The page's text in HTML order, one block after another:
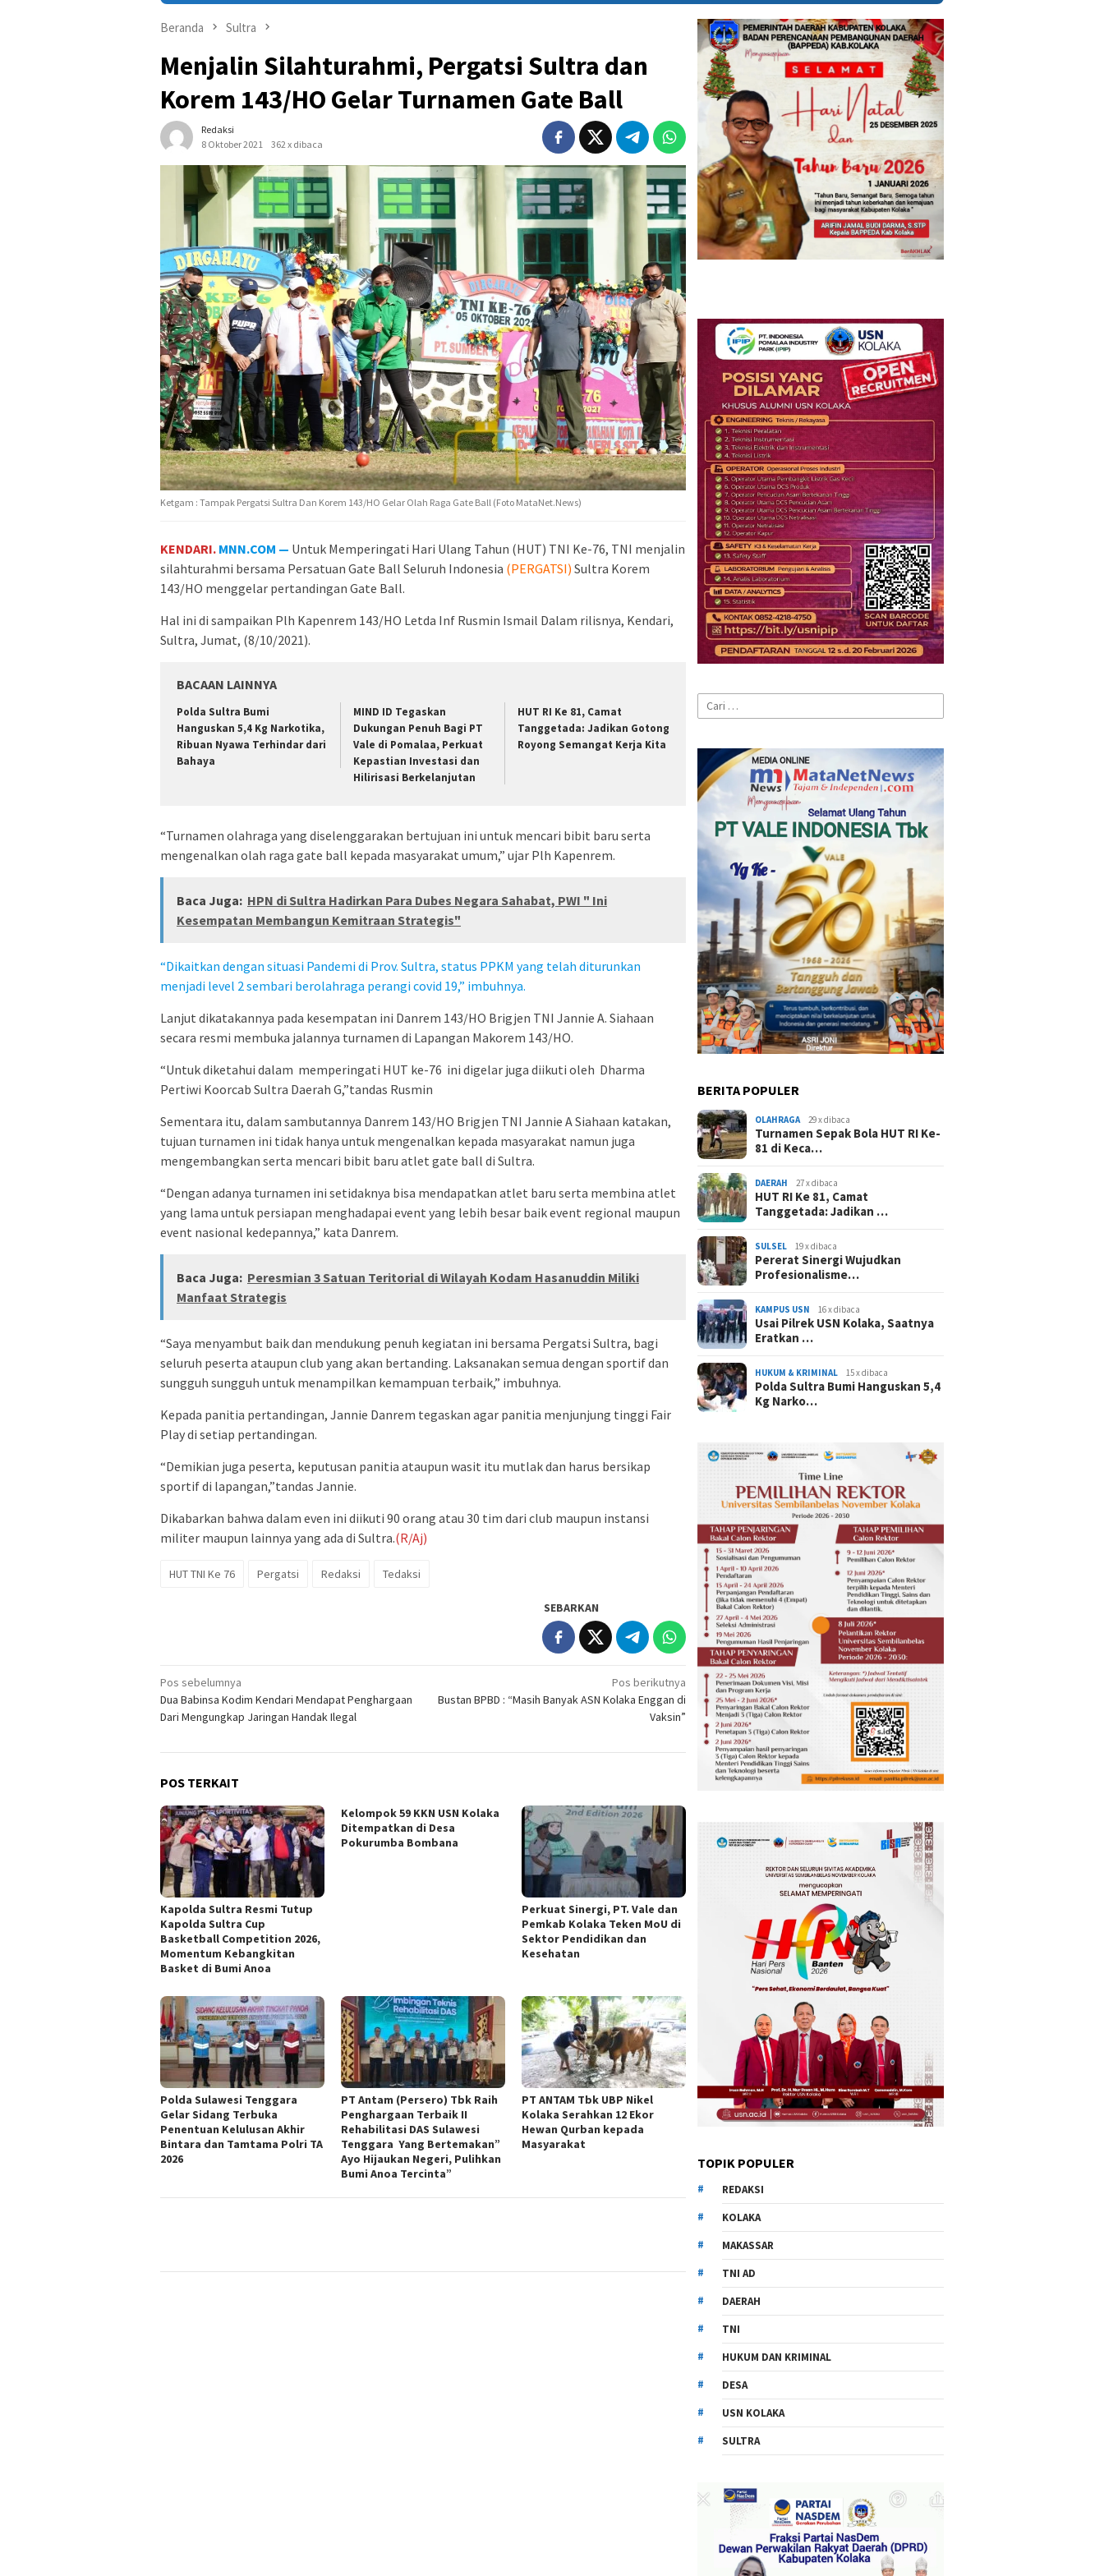
Beranda Sultra
Menjalin Silahturahmi, Pergatsi Sultra dan
Korem 143/HO Gelar Turnamen Gate Ball
Redaksi
8 Oktober 2021
362 x dibaca
Ketgam : Tampak Pergatsi Sultra Dan Korem 143/HO Gelar Olah Raga Gate Ball (Foto MataNet.News)
KENDARI. MNN.COM — Untuk Memperingati Hari Ulang Tahun (HUT) TNI Ke-76, TNI menjalin
silahturahmi bersama Persatuan Gate Ball Seluruh Indonesia (PERGATSI) Sultra Korem
143/HO menggelar pertandingan Gate Ball.
Hal ini di sampaikan Plh Kapenrem 143/HO Letda Inf Rusmin Ismail Dalam rilisnya, Kendari,
Sultra, Jumat, (8/10/2021).
BACAAN LAINNYA
Polda Sultra Bumi
Hanguskan 5,4 Kg Narkotika,
Ribuan Nyawa Terhindar dari
Bahaya
MIND ID Tegaskan
Dukungan Penuh Bagi PT
Vale di Pomalaa, Perkuat
Kepastian Investasi dan
Hilirisasi Berkelanjutan
HUT RI Ke 81, Camat
Tanggetada: Jadikan Gotong
Royong Semangat Kerja Kita
“Turnamen olahraga yang diselenggarakan bertujuan ini untuk mencari bibit baru serta
mengenalkan olah raga gate ball kepada masyarakat umum,” ujar Plh Kapenrem.
Baca Juga: HPN di Sultra Hadirkan Para Dubes Negara Sahabat, PWI " Ini
Kesempatan Membangun Kemitraan Strategis"
“Dikaitkan dengan situasi Pandemi di Prov. Sultra, status PPKM yang telah diturunkan
menjadi level 2 sembari berolahraga perangi covid 19,” imbuhnya.
Lanjut dikatakannya pada kesempatan ini Danrem 143/HO Brigjen TNI Jannie A. Siahaan
secara resmi membuka jalannya turnamen di Lapangan Makorem 143/HO.
“Untuk diketahui dalam memperingati HUT ke-76 ini digelar juga diikuti oleh Dharma
Pertiwi Koorcab Sultra Daerah G,”tandas Rusmin
Sementara itu, dalam sambutannya Danrem 143/HO Brigjen TNI Jannie A Siahaan katakan,
tujuan turnamen ini tidak hanya untuk mengenalkan kepada masyarakat namun juga
mengembangkan serta mencari bibit baru atlet gate ball di Sultra.
“Dengan adanya turnamen ini setidaknya bisa mendapatkan atlet baru serta membina atlet
yang lama untuk persiapan menghadapai event yang lebih besar baik event regional maupun
event nasional kedepannya,” kata Danrem.
Baca Juga: Peresmian 3 Satuan Teritorial di Wilayah Kodam Hasanuddin Miliki
Manfaat Strategis
“Saya menyambut baik dan mendukung penuh kegiatan ini bersama Pergatsi Sultra, bagi
seluruh peserta ataupun club yang akan bertanding. Laksanakan semua dengan sportif dan
sungguh sungguh untuk menampilkan kemampuan terbaik,” imbuhnya.
Kepada panitia pertandingan, Jannie Danrem tegaskan agar panitia menjunjung tinggi Fair
Play di setiap pertandingan.
“Demikian juga peserta, keputusan panitia ataupun wasit itu mutlak dan harus bersikap
sportif di lapangan,”tandas Jannie.
Dikabarkan bahwa dalam even ini diikuti 90 orang atau 30 tim dari club maupun instansi
militer maupun lainnya yang ada di Sultra.(R/Aj)
HUT TNI Ke 76 Pergatsi Redaksi Tedaksi
SEBARKAN
Navigasi
pos
Pos sebelumnya
Dua Babinsa Kodim Kendari Mendapat Penghargaan
Dari Mengungkap Jaringan Handak Ilegal
Pos berikutnya
Bustan BPBD : “Masih Banyak ASN Kolaka Enggan di
Vaksin”
POS TERKAIT
Kapolda Sultra Resmi Tutup
Kapolda Sultra Cup
Basketball Competition 2026,
Momentum Kebangkitan
Basket di Bumi Anoa
Kelompok 59 KKN USN Kolaka
Ditempatkan di Desa
Pokurumba Bombana
Perkuat Sinergi, PT. Vale dan
Pemkab Kolaka Teken MoU di
Sektor Pendidikan dan
Kesehatan
Polda Sulawesi Tenggara
Gelar Sidang Terbuka
Penentuan Kelulusan Akhir
Bintara dan Tamtama Polri TA
2026
PT Antam (Persero) Tbk Raih
Penghargaan Terbaik II
Rehabilitasi DAS Sulawesi
Tenggara Yang Bertemakan”
Ayo Hijaukan Negeri, Pulihkan
Bumi Anoa Tercinta”
PT ANTAM Tbk UBP Nikel
Kolaka Serahkan 12 Ekor
Hewan Qurban kepada
Masyarakat
Cari
untuk:
BERITA POPULER
OLAHRAGA 29 x dibaca
Turnamen Sepak Bola HUT RI Ke-
81 di Keca…
DAERAH 27 x dibaca
HUT RI Ke 81, Camat
Tanggetada: Jadikan …
SULSEL 19 x dibaca
Pererat Sinergi Wujudkan
Profesionalisme…
KAMPUS USN 16 x dibaca
Usai Pilrek USN Kolaka, Saatnya
Eratkan …
HUKUM & KRIMINAL 15 x dibaca
Polda Sultra Bumi Hanguskan 5,4
Kg Narko…
TOPIK POPULER
REDAKSI
KOLAKA
MAKASSAR
TNI AD
DAERAH
TNI
HUKUM DAN KRIMINAL
DESA
USN KOLAKA
SULTRA